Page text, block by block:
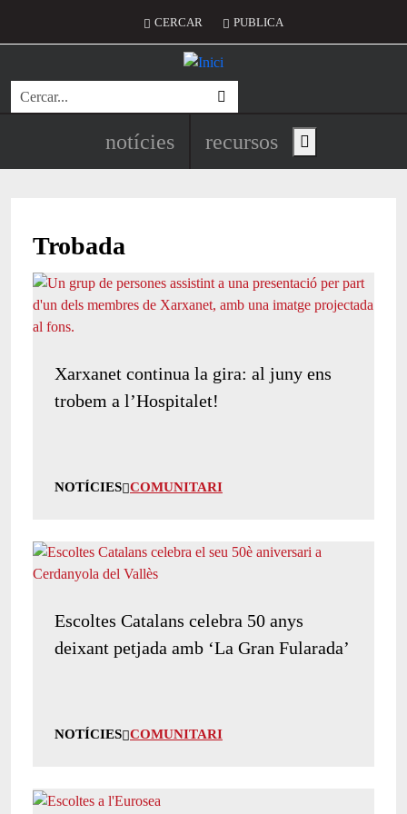
Menú del compte d'usuari
CERCAR PUBLICA
Cerca
Navegació principal de
notícies recursos Show main menu
Trobada
Xarxanet continua la gira: al juny ens
trobem a l’Hospitalet!
NOTÍCIES COMUNITARI
Escoltes Catalans celebra 50 anys
deixant petjada amb ‘La Gran Fularada’
NOTÍCIES COMUNITARI